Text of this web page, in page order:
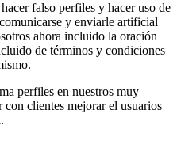
falso perfiles y hacer uso de
y enviarle artificial
ahora incluido la oración
de términos y condiciones
perfiles en nuestros muy
clientes mejorar el usuarios